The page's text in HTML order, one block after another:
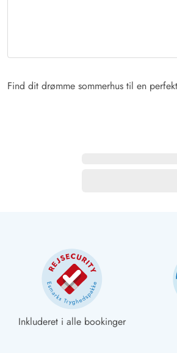
Find dit drømme sommerhus til en
Inkluderet i alle bookinger